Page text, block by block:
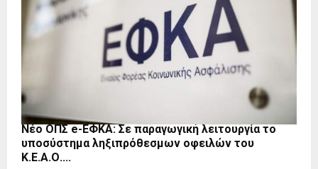
Νέο ΟΠΣ e-ΕΦΚΑ: Σε παραγωγική λειτουργία το
υποσύστημα ληξιπρόθεσμων οφειλών του
Κ.Ε.Α.Ο....